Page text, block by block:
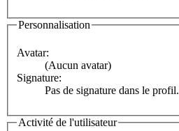
Personnalisation
Avatar:
(Aucun avatar)
Signature:
Pas de signature dans le profil.
Activité de l'utilisateur